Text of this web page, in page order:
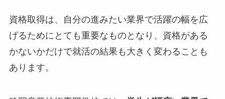
資格取得は、自分の進みたい業界で活躍の幅を広
げるためにとても重要なものとなり、資格がある
かないかだけで就活の結果も大きく変わることも
あります。